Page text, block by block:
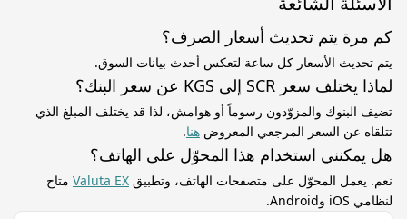
كم مرة يتم تحديث أسعار الصرف؟
يتم تحديث الأسعار كل ساعة لتعكس أحدث بيانات السوق.
لماذا يختلف سعر SCR إلى KGS عن سعر البنك؟
تضيف البنوك والمزوّدون رسوماً أو هوامش، لذا قد يختلف المبلغ الذي
تتلقاه عن السعر المرجعي المعروض هنا.
هل يمكنني استخدام هذا المحوّل على الهاتف؟
نعم. يعمل المحوّل على متصفحات الهاتف، وتطبيق Valuta EX متاح
لنظامي iOS وAndroid.